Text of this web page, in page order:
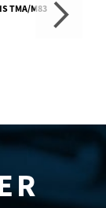
TMA/M83